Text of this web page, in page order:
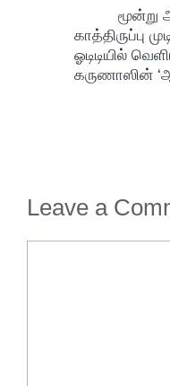
மூன்று
காத்திருப்பு
ஓடிடியில்
கருணாஸின்
Leave a